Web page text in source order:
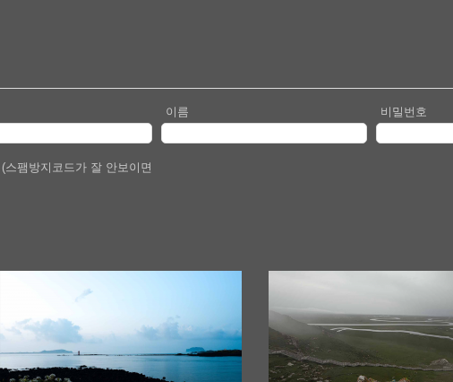
(스팸방지코드가 잘 안보이면
이름
비밀번호